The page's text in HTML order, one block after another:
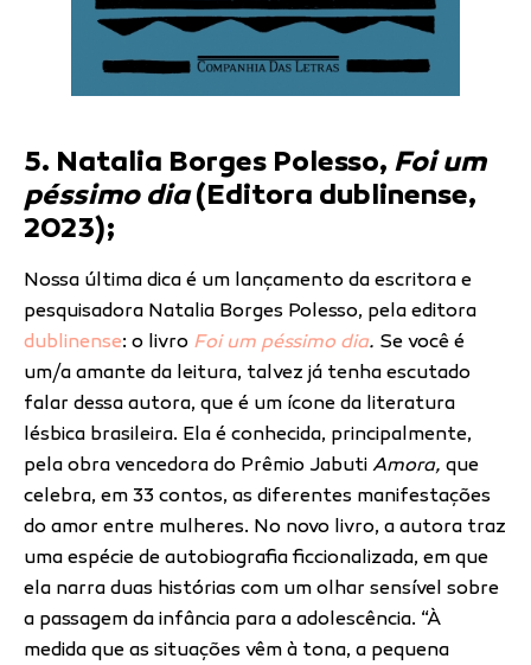
5. Natalia Borges Polesso, Foi um
péssimo dia(Editora dublinense,
2023);
Nossa última dica é um lançamento da escritora e
pesquisadora Natalia Borges Polesso, pela editora
dublinense: o livro Foi um péssimo dia. Se você é
um/a amante da leitura, talvez já tenha escutado
falar dessa autora, que é um ícone da literatura
lésbica brasileira. Ela é conhecida, principalmente,
pela obra vencedora do Prêmio Jabuti Amora, que
celebra, em 33 contos, as diferentes manifestações
do amor entre mulheres. No novo livro, a autora traz
uma espécie de autobiografia ficcionalizada, em que
ela narra duas histórias com um olhar sensível sobre
a passagem da infância para a adolescência. “À
medida que as situações vêm à tona, a pequena